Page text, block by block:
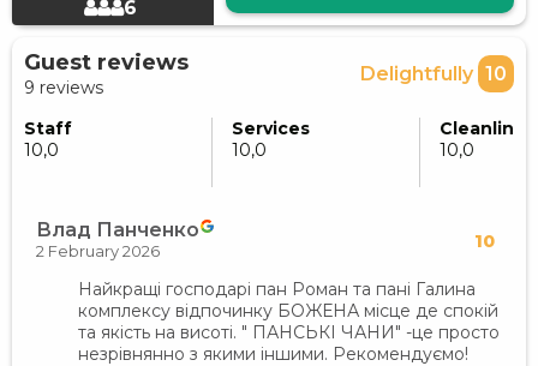
6
Guest reviews
9 reviews
Delightfully 10
Staff
10,0
Services
10,0
10,0
Влад Панченко 10
2 February 2026
Найкращі господарі пан Роман та пані Галина
комплексу відпочинку БОЖЕНА місце де спокій
та якість на висоті. " ПАНСЬКІ ЧАНИ" -це просто
незрівнянно з якими іншими. Рекомендуємо!